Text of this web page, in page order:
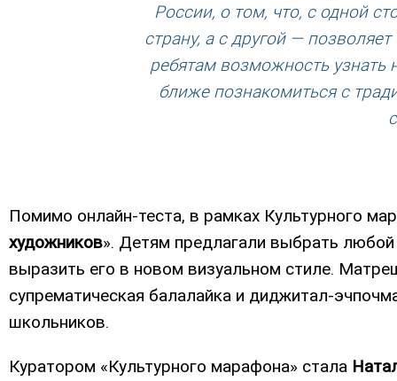
России, о том, что, с одной
страну, а с другой —
ребятам возможность узнать
ближе познакомиться с
Помимо онлайн-теста, в рамках Культурного
художников». Детям предлагали выбрать
выразить его в новом визуальном стиле.
супрематическая балалайка и диджитал-
школьников.
Куратором «Культурного марафона» стала